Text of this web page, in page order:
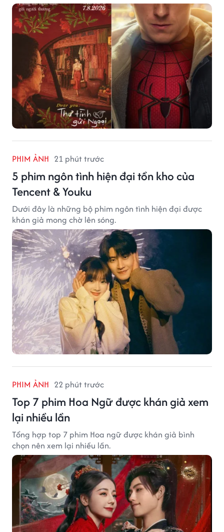
PHIM ẢNH 21 phút trước
5 phim ngôn tình hiện đại tồn kho của
Tencent & Youku
Dưới đây là những bộ phim ngôn tình hiện đại được
khán giả mong chờ lên sóng.
PHIM ẢNH 22 phút trước
Top 7 phim Hoa Ngữ được khán giả xem
lại nhiều lần
Tổng hợp top 7 phim Hoa ngữ được khán giả bình
chọn nên xem lại nhiều lần.